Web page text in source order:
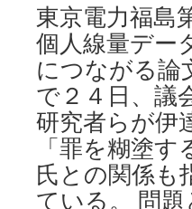
東京電力福島
個人線量デー
につながる論
で２４日、議
研究者らが伊
「罪を糊塗
氏との関係も
ている。 問